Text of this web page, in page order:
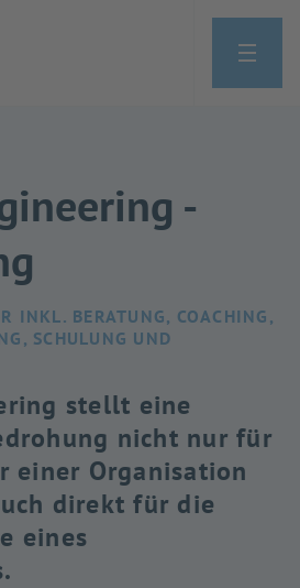
-
INKL. BERATUNG, COACHING,
SCHULUNG UND
stellt eine
nicht nur für
einer Organisation
direkt für die
eines